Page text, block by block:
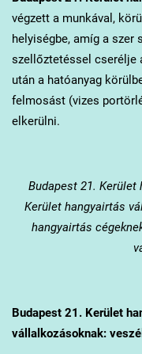
végzett a munkával,
helyiségbe, amíg a szer
szellőztetéssel cserélje
után a hatóanyag
felmosást (vizes
elkerülni.
Budapest 21. Kerület
Kerület hangyairtás
hangyairtás
Budapest 21. Kerület
vállalkozásoknak: